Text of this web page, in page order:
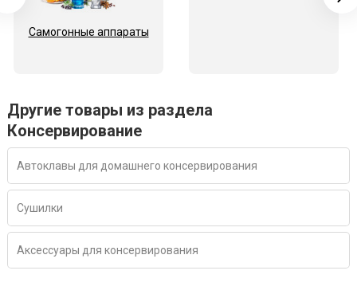
Самогонные аппараты
Другие товары из раздела
Консервирование
Автоклавы для домашнего консервирования
Сушилки
Аксессуары для консервирования